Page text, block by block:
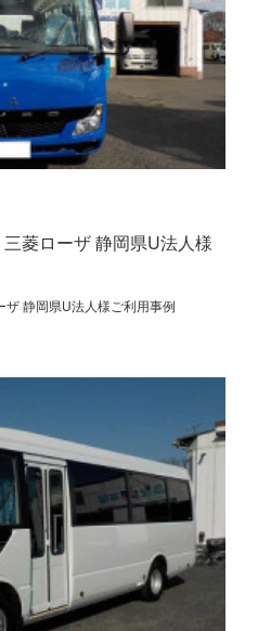
菱ローザ 静岡県U法人様
静岡県U法人様ご利用事例